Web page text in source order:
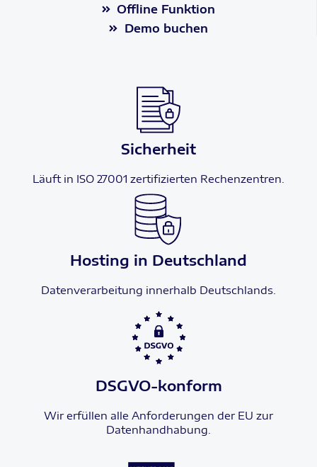
Offline Funktion
Demo buchen
Sicherheit
Läuft in ISO 27001 zertifizierten Rechenzentren.
Hosting in Deutschland
Datenverarbeitung innerhalb Deutschlands.
DSGVO-konform
Wir erfüllen alle Anforderungen der EU zur
Datenhandhabung.